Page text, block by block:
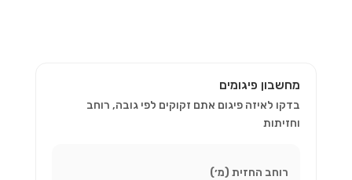
מחשבון פיגומים
בדקו לאיזה פיגום אתם זקוקים לפי גובה, רוחב
וחזיתות
רוחב החזית (מ׳)